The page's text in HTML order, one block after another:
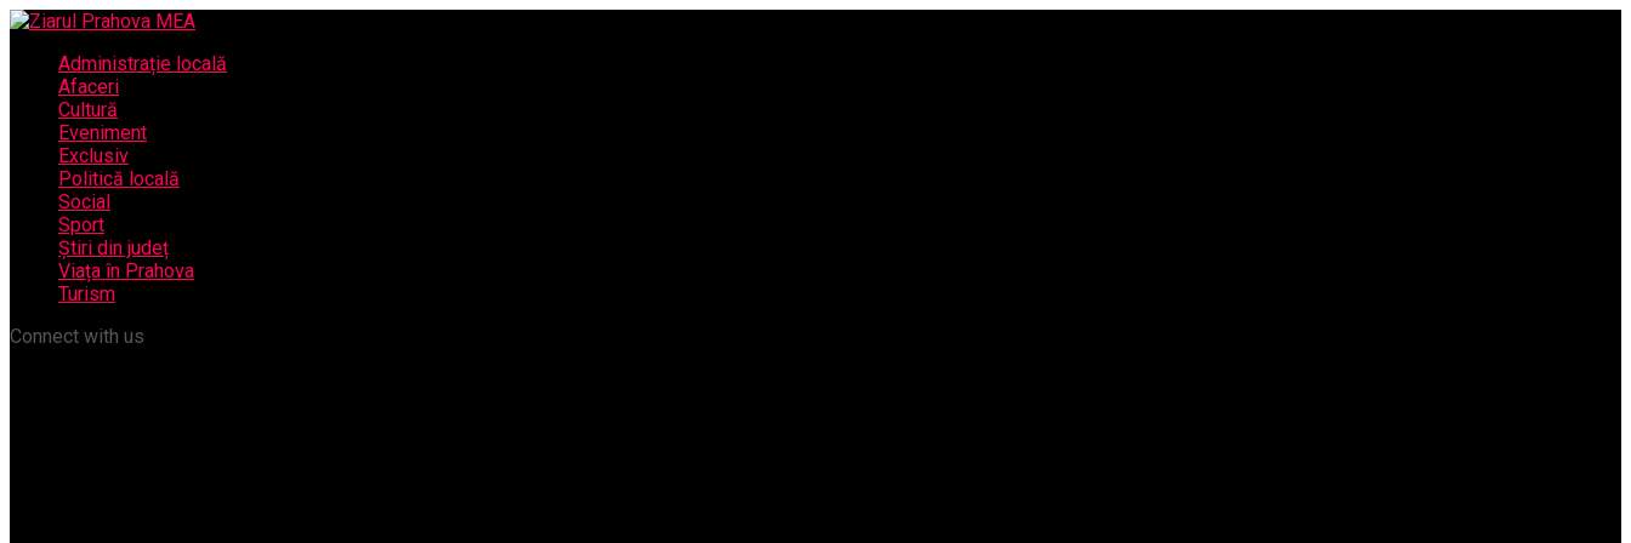
Administrație locală
Afaceri
Cultură
Eveniment
Exclusiv
Politică locală
Social
Sport
Știri din județ
Viața în Prahova
Turism
Connect with us